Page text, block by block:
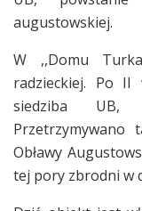
augustowskiej.
W ,,Domu
radzieckiej. Po II
siedziba UB,
Przetrzymywano
Obławy
tej pory zbrodni w